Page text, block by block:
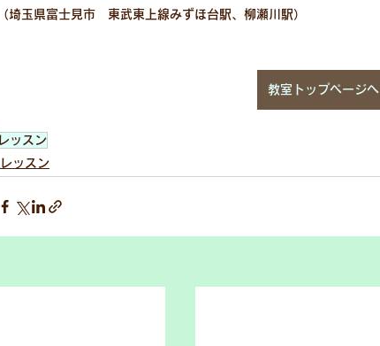
（埼玉県富士見市　東武東上線みずほ台駅、柳瀬川駅）
教室トップページへ
レッスン
レッスン